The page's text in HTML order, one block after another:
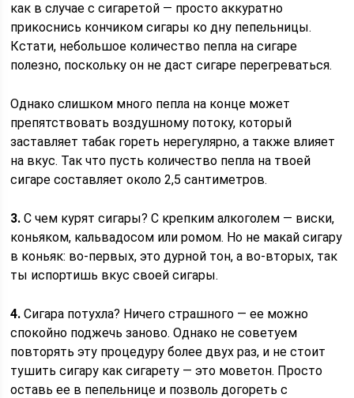
как в случае с сигаретой — просто аккуратно
прикоснись кончиком сигары ко дну пепельницы.
Кстати, небольшое количество пепла на сигаре
полезно, поскольку он не даст сигаре перегреваться.
Однако слишком много пепла на конце может
препятствовать воздушному потоку, который
заставляет табак гореть нерегулярно, а также влияет
на вкус. Так что пусть количество пепла на твоей
сигаре составляет около 2,5 сантиметров.
3. С чем курят сигары? С крепким алкоголем — виски,
коньяком, кальвадосом или ромом. Но не макай сигару
в коньяк: во-первых, это дурной тон, а во-вторых, так
ты испортишь вкус своей сигары.
4. Сигара потухла? Ничего страшного — ее можно
спокойно поджечь заново. Однако не советуем
повторять эту процедуру более двух раз, и не стоит
тушить сигару как сигарету — это моветон. Просто
оставь ее в пепельнице и позволь догореть с